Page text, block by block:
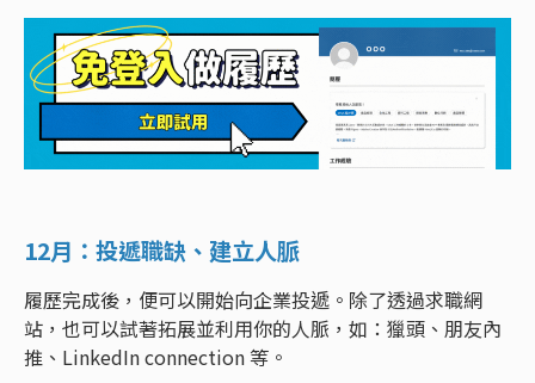
12月：投遞職缺、建立人脈
履歷完成後，便可以開始向企業投遞。除了透過求職網
站，也可以試著拓展並利用你的人脈，如：獵頭、朋友內
推、LinkedIn connection 等。